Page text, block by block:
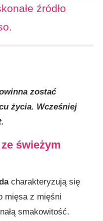
źródło
zostać
życia. Wcześniej
świeżym
charakteryzują się
mięsa z mięśni
smakowitość.